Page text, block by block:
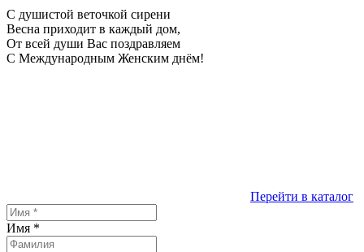
С душистой веточкой сирени
Весна приходит в каждый дом,
От всей души Вас поздравляем
С Международным Женским днём!
Перейти в каталог
Имя *